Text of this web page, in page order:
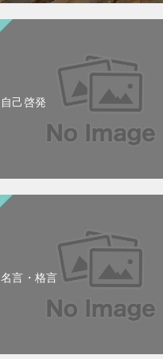
自己啓発
名言・格言